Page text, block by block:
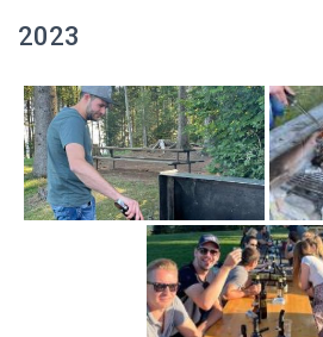
2023